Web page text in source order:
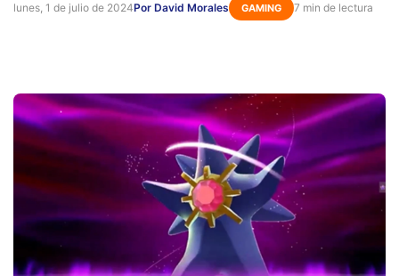
lunes, 1 de julio de 2024Por David Morales GAMING 7 min de lectura